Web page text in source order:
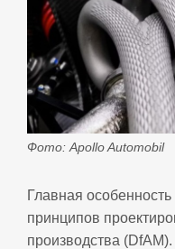
Фото: Apollo Automobil
Главная
принципов
производства